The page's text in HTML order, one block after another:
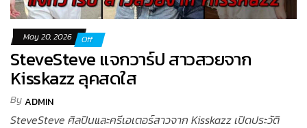
May 20, 2026 Off
SteveSteve แจกวาร์ป สาวสวยจาก
Kisskazz ลุคสดใส
ByADMIN
SteveSteve ศิลปินและครีเอเตอร์สาวจาก Kisskazz เปิดประวัติ